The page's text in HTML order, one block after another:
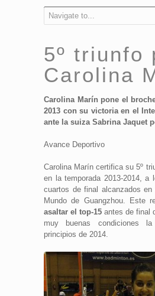
Navigate to...
5º triunfo
Carolina
Carolina Marín pone el
2013 con su victoria en el
ante la suiza Sabrina Jaquet
Avance Deportivo
Carolina Marín certifica su 5º
en la temporada 2013-2014, a
cuartos de final alcanzados en
Mundo de Guangzhou. Este
asaltar el top-15 antes de final
muy buenas condiciones
principios de 2014.